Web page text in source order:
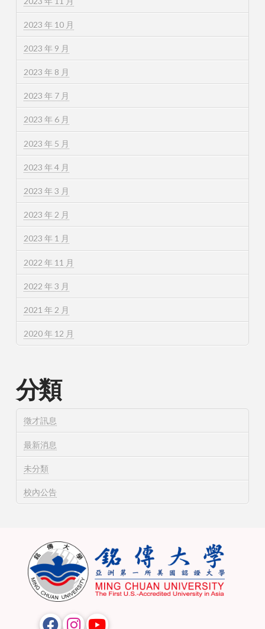
2023 年 10 月
2023 年 9 月
2023 年 8 月
2023 年 7 月
2023 年 6 月
2023 年 5 月
2023 年 4 月
2023 年 3 月
2023 年 2 月
2023 年 1 月
2022 年 11 月
2022 年 3 月
2021 年 2 月
2020 年 12 月
分類
徵才訊息
最新消息
未分類
校內公告